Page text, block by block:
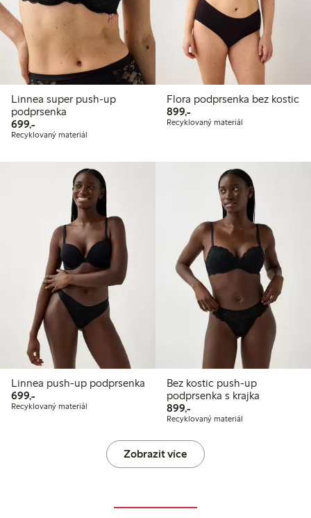
Linnea super push-up
podprsenka
699,-699,00 Kč
Recyklovaný materiál
Flora podprsenka bez kostic
899,-899,00 Kč
Recyklovaný materiál
Linnea push-up podprsenka
699,-699,00 Kč
Recyklovaný materiál
Bez kostic push-up
podprsenka s krajka
899,-899,00 Kč
Recyklovaný materiál
Zobrazit více